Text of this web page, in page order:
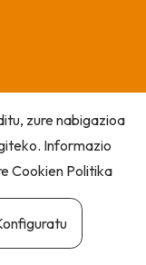
zure nabigazioa
Informazio
Cookien Politika